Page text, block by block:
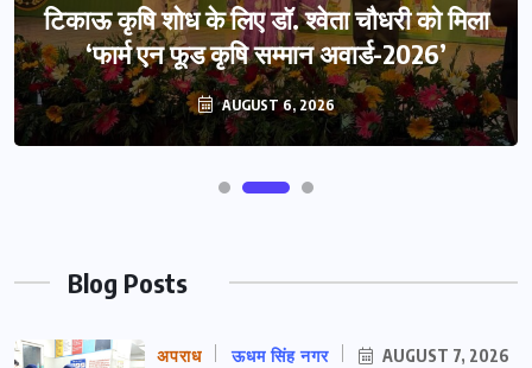
टिकाऊ कृषि शोध के लिए डॉ. श्वेता चौधरी को मिला
‘फार्म एन फूड कृषि सम्मान अवार्ड-2026’
AUGUST 6, 2026
Blog Posts
अपराध ऊधम सिंह नगर AUGUST 7, 2026